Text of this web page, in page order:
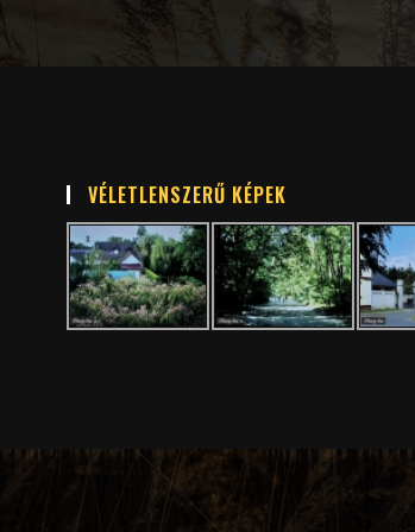
VÉLETLENSZERŰ KÉPEK